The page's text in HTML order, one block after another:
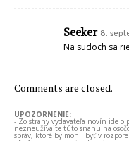
Seeker 8.
Na sudoch sa
Comments are closed.
UPOZORNENIE:
- Zo strany vydavateľa novín ide
nezneužívajte túto snahu na
správ, ktoré by mohli byť v